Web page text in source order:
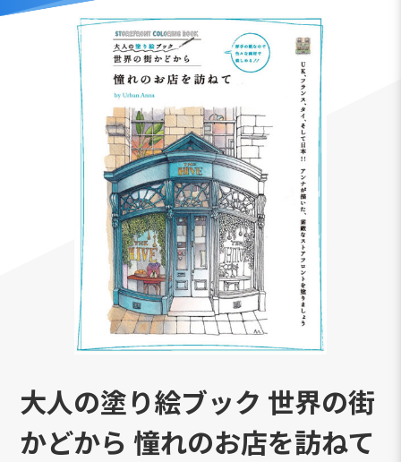
大人の塗り絵ブック 世界の街
かどから 憧れのお店を訪ねて